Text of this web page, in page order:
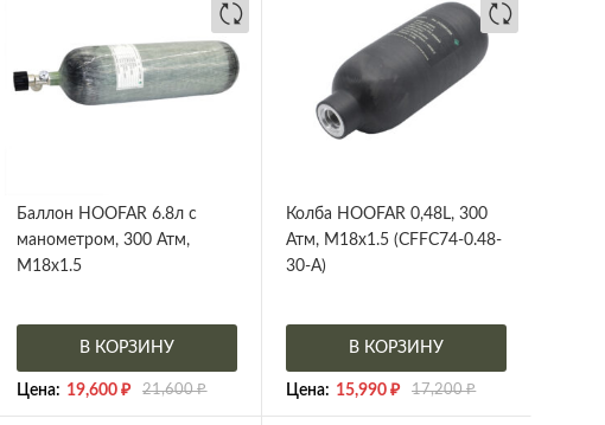
Баллон HOOFAR 6.8л с
манометром, 300 Атм,
M18x1.5
В КОРЗИНУ
Цена: 19,600₽ 21,600₽
Колба HOOFAR 0,48L, 300
Атм, M18x1.5 (CFFC74-0.48-
30-A)
В КОРЗИНУ
Цена: 15,990₽ 17,200₽